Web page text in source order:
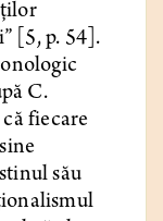
[5, p. 54].
C.
fiecare
său